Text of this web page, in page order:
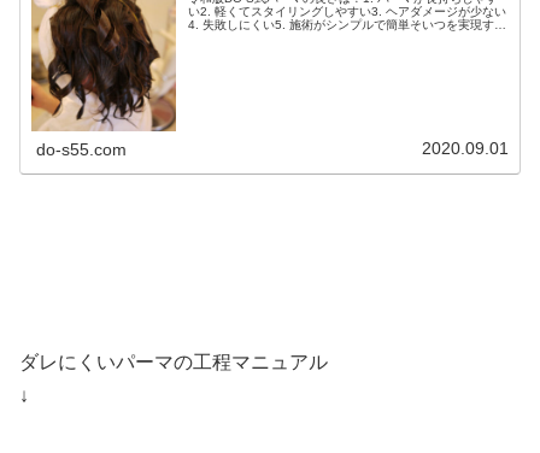
い2. 軽くてスタイリングしやすい3. ヘアダメージが少ない
4. 失敗しにくい5. 施術がシンプルで簡単そいつを実現する
do-s55.com 2020.09.01
ダレにくいパーマの工程マニュアル
↓